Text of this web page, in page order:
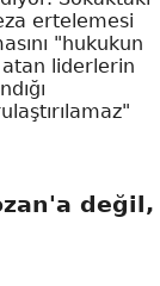
ertelemesi
"hukukun
liderlerin
değil,